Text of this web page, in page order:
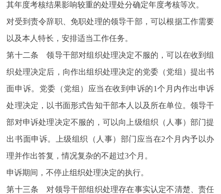
其年度考核结果影响较重的处理处分确定年度考核等次。
对受到责令辞职、免职处理的领导干部，可以根据工作需要
以及本人特长，安排适当工作任务。
第十二条 领导干部对组织处理决定不服的，可以在收到组
织处理决定后，向作出组织处理决定的党委（党组）提出书
面申诉。党委（党组）应当在收到申诉的1个月内作出申诉
处理决定，以书面形式告知干部本人以及所在单位。领导干
部对申诉处理决定不服的，可以向上级组织（人事）部门提
出书面申诉。上级组织（人事）部门应当在2个月内予以办
理并作出答复，情况复杂的不超过3个月。
申诉期间，不停止组织处理决定的执行。
第十三条 对领导干部组织处理存在事实认定不清楚、责任